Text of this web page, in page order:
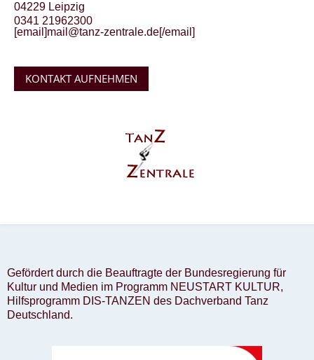
04229 Leipzig
0341 21962300
[email]mail@tanz-zentrale.de[/email]
KONTAKT AUFNEHMEN
Gefördert durch die Beauftragte der Bundesregierung für
Kultur und Medien im Programm NEUSTART KULTUR,
Hilfsprogramm DIS-TANZEN des Dachverband Tanz
Deutschland.